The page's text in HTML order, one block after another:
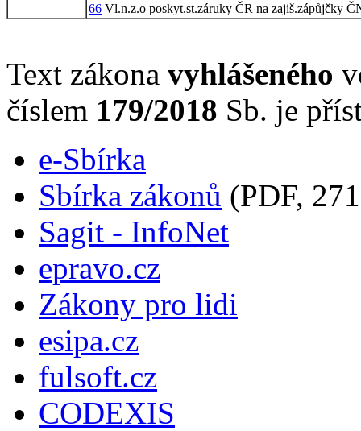
66 Vl.n.z.o poskyt.st.záruky ČR na zajiš.zápůjčky
Text zákona vyhlášeného
číslem 179/2018 Sb. je
e-Sbírka
Sbírka zákonů (PDF,
Sagit - InfoNet
epravo.cz
Zákony pro lidi
esipa.cz
fulsoft.cz
CODEXIS